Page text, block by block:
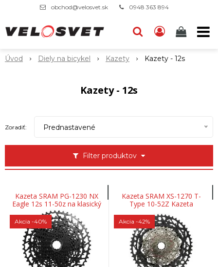
obchod@velosvet.sk 0948 363 894
Úvod Diely na bicykel Kazety Kazety - 12s
Kazety - 12s
Filter produktov
Zoradiť: Prednastavené
Kazeta SRAM PG-1230 NX
Eagle 12s 11-50z na klasický
orech SHIMANO
Akcia -40%
Kazeta SRAM XS-1270 T-
Type 10-52Z Kazeta
Akcia -42%